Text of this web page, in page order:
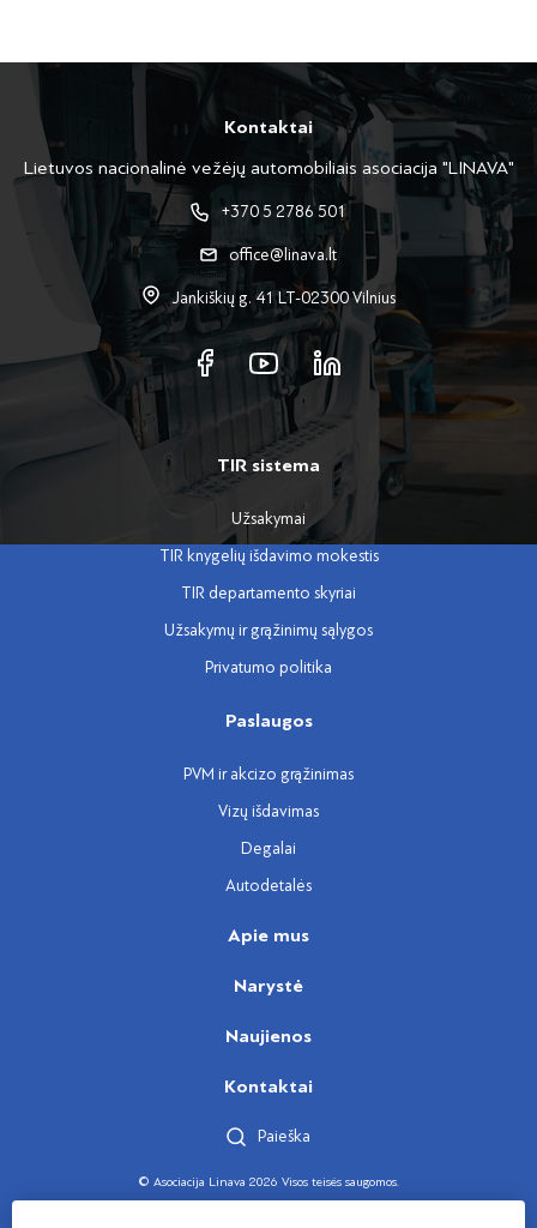
Kontaktai
Lietuvos nacionalinė vežėjų automobiliais asociacija "LINAVA"
+370 5 2786 501
office@linava.lt
Jankiškių g. 41 LT-02300 Vilnius
TIR sistema
Užsakymai
TIR knygelių išdavimo mokestis
TIR departamento skyriai
Užsakymų ir grąžinimų sąlygos
Privatumo politika
Paslaugos
PVM ir akcizo grąžinimas
Vizų išdavimas
Degalai
Autodetalės
Apie mus
Narystė
Naujienos
Kontaktai
Paieška
© Asociacija Linava 2026 Visos teisės saugomos.